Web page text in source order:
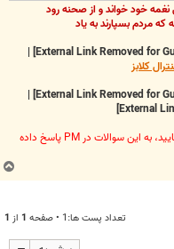
خود خواند و از صحنه رود
مردم بسپارند به ياد
|
کلابز
|
لطفا سوالات فني را فقط در خود انجمن مطرح بفرماييد، به اين سوالات در PM پاسخ داده
تعداد پست ها:1 • صفحه 1 از 1